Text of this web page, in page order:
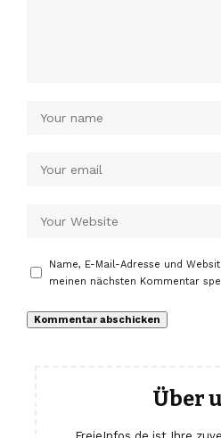
Name, E-Mail-Adresse und
meinen nächsten Kommentar
Über
FreieInfos.de ist Ihre